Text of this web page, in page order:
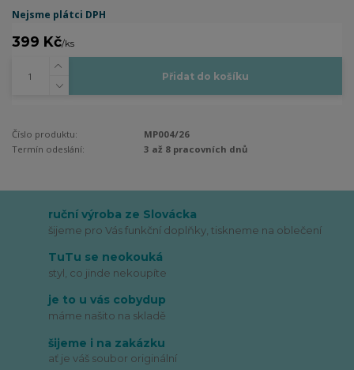
Nejsme plátci DPH
399 Kč/ks
Přidat do košíku
Číslo produktu:
MP004/26
Termín odeslání:
3 až 8 pracovních dnů
ruční výroba ze Slovácka
šijeme pro Vás funkční doplňky, tiskneme na oblečení
TuTu se neokouká
styl, co jinde nekoupíte
je to u vás cobydup
máme našito na skladě
šijeme i na zakázku
ať je váš soubor originální